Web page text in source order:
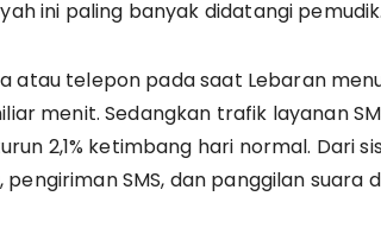
ini paling banyak didatangi pemudik.
atau telepon pada saat Lebaran
menit. Sedangkan trafik layanan
2,1% ketimbang hari normal. Dari
SMS, dan panggilan suara